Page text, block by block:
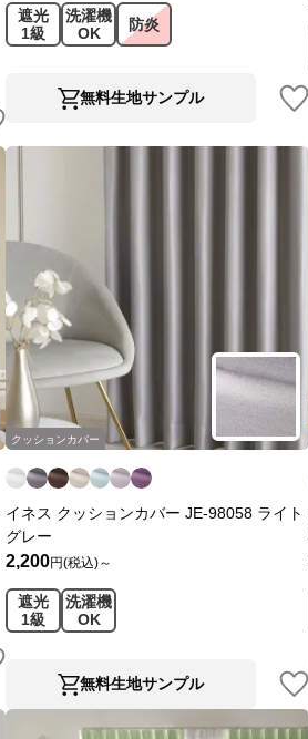
遮光
1級
洗濯機
OK
防炎
無料生地サンプル
クッションカバー
イネス クッションカバー JE-98058 ライト
グレー
2,200円(税込)～
遮光
1級
洗濯機
OK
無料生地サンプル